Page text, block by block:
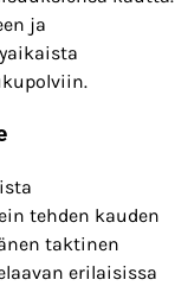
ja
tehden kauden
taktinen
erilaisissa